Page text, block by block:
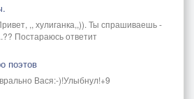
,, хулиганка,,)). Ты спрашиваешь -
Постараюсь ответит
поэтов
Вася:-)!Улыбнул!+9